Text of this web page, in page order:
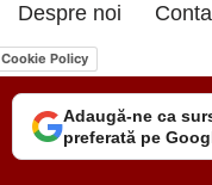
Despre noi
Cookie Policy
Adaugă-ne ca
preferată pe